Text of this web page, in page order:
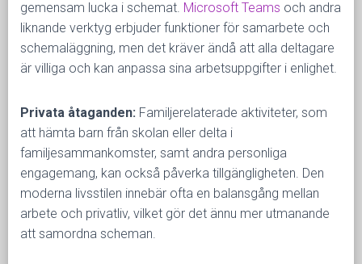
gemensam lucka i schemat. Microsoft Teams och andra
liknande verktyg erbjuder funktioner för samarbete och
schemaläggning, men det kräver ändå att alla deltagare
är villiga och kan anpassa sina arbetsuppgifter i enlighet.
Privata åtaganden: Familjerelaterade aktiviteter, som
att hämta barn från skolan eller delta i
familjesammankomster, samt andra personliga
engagemang, kan också påverka tillgängligheten. Den
moderna livsstilen innebär ofta en balansgång mellan
arbete och privatliv, vilket gör det ännu mer utmanande
att samordna scheman.